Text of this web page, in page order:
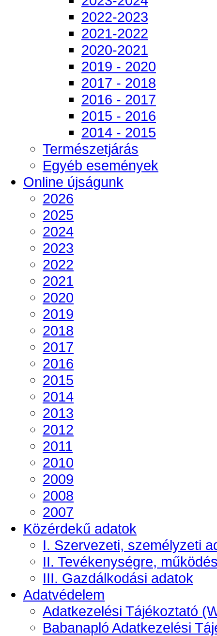
2022-2023
2021-2022
2020-2021
2019 - 2020
2017 - 2018
2016 - 2017
2015 - 2016
2014 - 2015
Természetjárás
Egyéb események
Online újságunk
2026
2025
2024
2023
2022
2021
2020
2019
2018
2017
2016
2015
2014
2013
2012
2011
2010
2009
2008
2007
Közérdekű adatok
I. Szervezeti, személyzeti
II. Tevékenységre,
III. Gazdálkodási adatok
Adatvédelem
Adatkezelési Tájékoztató
Babanapló Adatkezelési